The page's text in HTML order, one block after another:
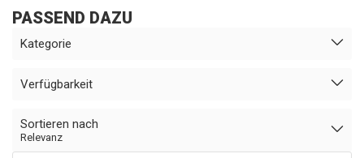
PASSEND DAZU
Kategorie
Verfügbarkeit
Sortieren nach
Relevanz